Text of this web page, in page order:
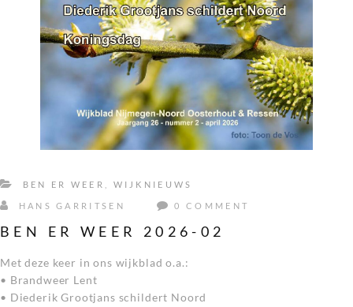
BEN ER WEER WIJKNIEUWS
HANS GARRITSEN 0 COMMENT
BEN ER WEER 2026-02
Met deze keer in ons wijkblad o.a.:
• Brandweer Lent
• Diederik Grootjans schildert Noord